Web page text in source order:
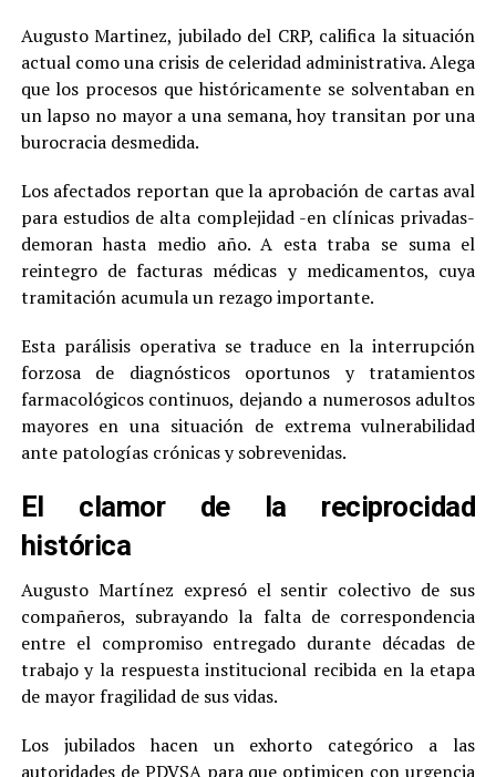
Augusto Martinez, jubilado del CRP, califica la situación
actual como una crisis de celeridad administrativa. Alega
que los procesos que históricamente se solventaban en
un lapso no mayor a una semana, hoy transitan por una
burocracia desmedida.
Los afectados reportan que la aprobación de cartas aval
para estudios de alta complejidad -en clínicas privadas-
demoran hasta medio año. A esta traba se suma el
reintegro de facturas médicas y medicamentos, cuya
tramitación acumula un rezago importante.
Esta parálisis operativa se traduce en la interrupción
forzosa de diagnósticos oportunos y tratamientos
farmacológicos continuos, dejando a numerosos adultos
mayores en una situación de extrema vulnerabilidad
ante patologías crónicas y sobrevenidas.
El clamor de la reciprocidad
histórica
Augusto Martínez expresó el sentir colectivo de sus
compañeros, subrayando la falta de correspondencia
entre el compromiso entregado durante décadas de
trabajo y la respuesta institucional recibida en la etapa
de mayor fragilidad de sus vidas.
Los jubilados hacen un exhorto categórico a las
autoridades de PDVSA para que optimicen con urgencia